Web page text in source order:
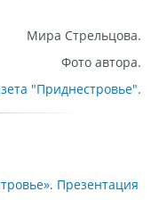
Мира Стрельцова.
Фото автора.
"Приднестровье".
Презентация